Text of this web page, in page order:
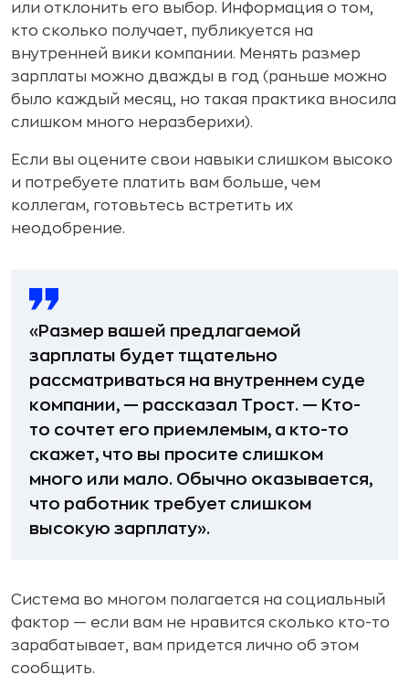
или отклонить его выбор. Информация о том,
кто сколько получает, публикуется на
внутренней вики компании. Менять размер
зарплаты можно дважды в год (раньше можно
было каждый месяц, но такая практика вносила
слишком много неразберихи).
Если вы оцените свои навыки слишком высоко
и потребуете платить вам больше, чем
коллегам, готовьтесь встретить их
неодобрение.
«Размер вашей предлагаемой
зарплаты будет тщательно
рассматриваться на внутреннем суде
компании, — рассказал Трост. — Кто-
то сочтет его приемлемым, а кто-то
скажет, что вы просите слишком
много или мало. Обычно оказывается,
что работник требует слишком
высокую зарплату».
Система во многом полагается на социальный
фактор — если вам не нравится сколько кто-то
зарабатывает, вам придется лично об этом
сообщить.